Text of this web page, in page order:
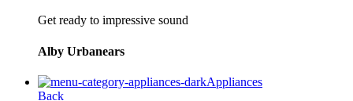
Get ready to impressive sound
Alby Urbanears
Appliances
Back